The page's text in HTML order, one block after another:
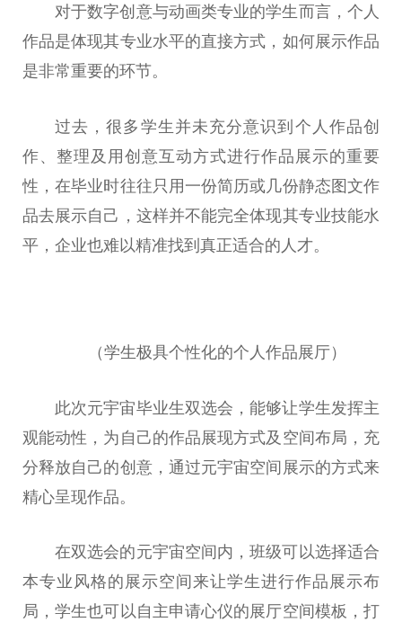
对于数字创意与动画类专业的学生而言，个人
作品是体现其专业水平的直接方式，如何展示作品
是非常重要的环节。
过去，很多学生并未充分意识到个人作品创
作、整理及用创意互动方式进行作品展示的重要
性，在毕业时往往只用一份简历或几份静态图文作
品去展示自己，这样并不能完全体现其专业技能水
平，企业也难以精准找到真正适合的人才。
（学生极具个性化的个人作品展厅）
此次元宇宙毕业生双选会，能够让学生发挥主
观能动性，为自己的作品展现方式及空间布局，充
分释放自己的创意，通过元宇宙空间展示的方式来
精心呈现作品。
在双选会的元宇宙空间内，班级可以选择适合
本专业风格的展示空间来让学生进行作品展示布
局，学生也可以自主申请心仪的展厅空间模板，打